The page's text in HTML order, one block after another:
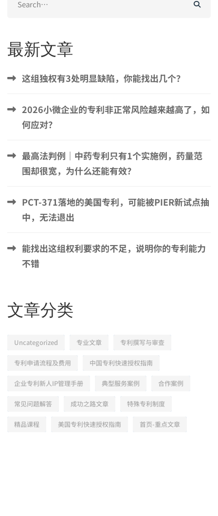
for:
最新文章
这组独权有3处明显缺陷，你能找出几个？
2026小微企业的专利非正常风险越来越高了，如
何应对？
最高法判例｜中药专利只有1个实施例，药量范
围却很宽，为什么还能有效？
PCT-371落地的美国专利，可能被PIER新试点抽
中，无法退出
能找出这组权利要求的不足，说明你的专利能力
不错
文章分类
Uncategorized 专业文章 专利撰写与审查
专利申请流程及费用 中国专利快速授权指南
企业专利新人IP管理手册 典型服务案例 合作案例
常见问题解答 成功之路文章 特殊专利制度
精品课程 美国专利快速授权指南 首页-重点文章